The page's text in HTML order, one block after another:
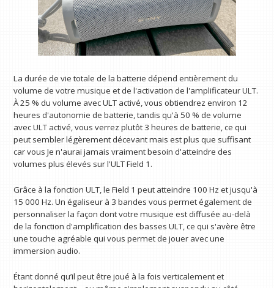
La durée de vie totale de la batterie dépend entièrement du
volume de votre musique et de l'activation de l'amplificateur ULT.
À 25 % du volume avec ULT activé, vous obtiendrez environ 12
heures d'autonomie de batterie, tandis qu'à 50 % de volume
avec ULT activé, vous verrez plutôt 3 heures de batterie, ce qui
peut sembler légèrement décevant mais est plus que suffisant
car vous Je n'aurai jamais vraiment besoin d'atteindre des
volumes plus élevés sur l'ULT Field 1.
Grâce à la fonction ULT, le Field 1 peut atteindre 100 Hz et jusqu'à
15 000 Hz. Un égaliseur à 3 bandes vous permet également de
personnaliser la façon dont votre musique est diffusée au-delà
de la fonction d'amplification des basses ULT, ce qui s'avère être
une touche agréable qui vous permet de jouer avec une
immersion audio.
Étant donné qu’il peut être joué à la fois verticalement et